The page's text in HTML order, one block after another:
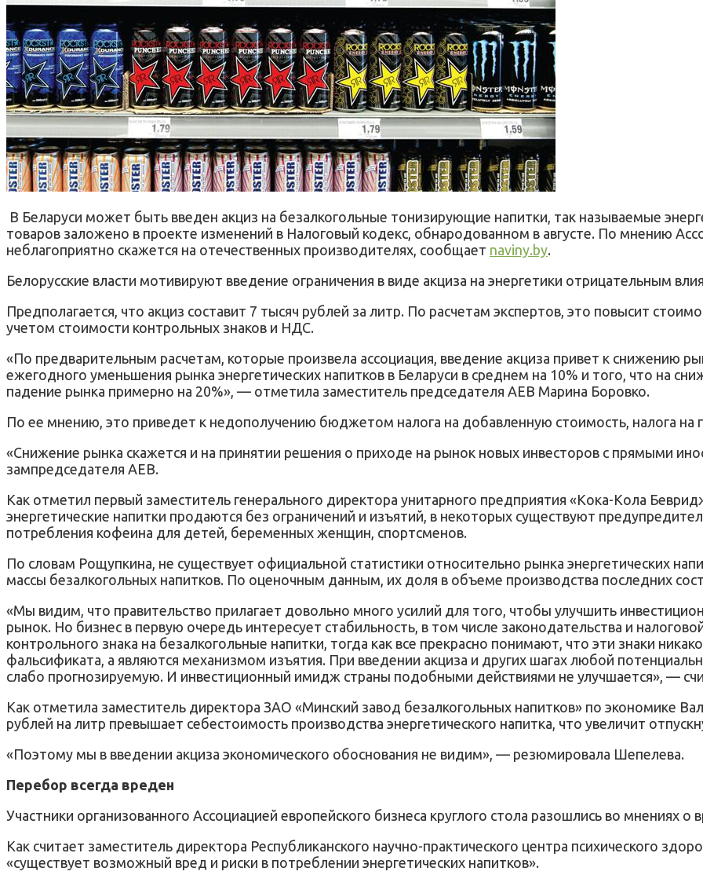
В Беларуси может быть введен акциз на безалкогольные тонизирующие напитки, так называемые
товаров заложено в проекте изменений в Налоговый кодекс, обнародованном в августе. По мнению
неблагоприятно скажется на отечественных производителях, сообщает naviny.by.
Белорусские власти мотивируют введение ограничения в виде акциза на энергетики отрицательным
Предполагается, что акциз составит 7 тысяч рублей за литр. По расчетам экспертов, это повысит
учетом стоимости контрольных знаков и НДС.
«По предварительным расчетам, которые произвела ассоциация, введение акциза привет к снижению
ежегодного уменьшения рынка энергетических напитков в Беларуси в среднем на 10% и того, что на
падение рынка примерно на 20%», — отметила заместитель председателя АЕВ Марина Боровко.
По ее мнению, это приведет к недополучению бюджетом налога на добавленную стоимость, налога на
«Снижение рынка скажется и на принятии решения о приходе на рынок новых инвесторов с прямыми
зампредседателя АЕВ.
Как отметил первый заместитель генерального директора унитарного предприятия «Кока-Кола
энергетические напитки продаются без ограничений и изъятий, в некоторых существуют
потребления кофеина для детей, беременных женщин, спортсменов.
По словам Рощупкина, не существует официальной статистики относительно рынка энергетических
массы безалкогольных напитков. По оценочным данным, их доля в объеме производства последних
«Мы видим, что правительство прилагает довольно много усилий для того, чтобы улучшить
рынок. Но бизнес в первую очередь интересует стабильность, в том числе законодательства и
контрольного знака на безалкогольные напитки, тогда как все прекрасно понимают, что эти знаки
фальсификата, а являются механизмом изъятия. При введении акциза и других шагах любой
слабо прогнозируемую. И инвестиционный имидж страны подобными действиями не улучшается», —
Как отметила заместитель директора ЗАО «Минский завод безалкогольных напитков» по экономике
рублей на литр превышает себестоимость производства энергетического напитка, что увеличит
«Поэтому мы в введении акциза экономического обоснования не видим», — резюмировала Шепелева.
Перебор всегда вреден
Участники организованного Ассоциацией европейского бизнеса круглого стола разошлись во мнениях о
Как считает заместитель директора Республиканского научно-практического центра психического
«существует возможный вред и риски в потреблении энергетических напитков».